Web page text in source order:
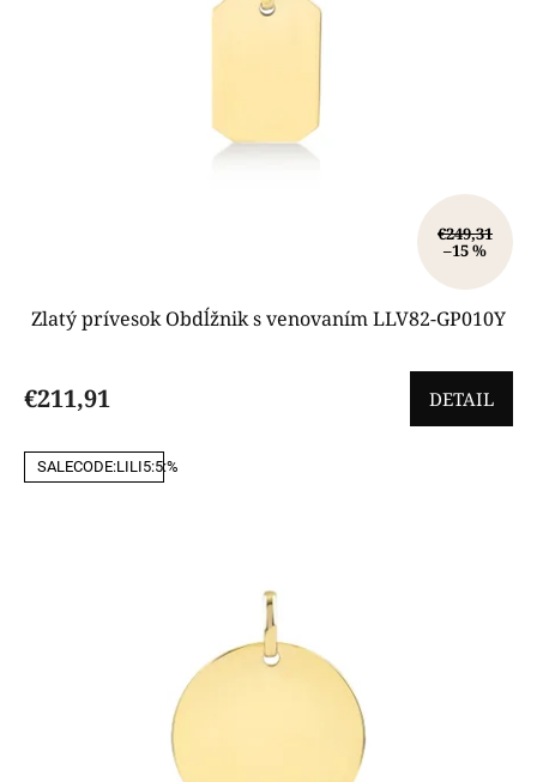
€249,31
–15 %
Zlatý prívesok Obdĺžnik s venovaním LLV82-GP010Y
€211,91 DETAIL
SALECODE:LILI5:5:%